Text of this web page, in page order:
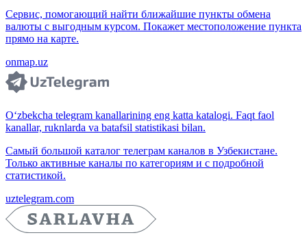
Сервис, помогающий найти ближайшие пункты обмена
валюты с выгодным курсом. Покажет местоположение пункта
прямо на карте.
onmap.uz
O‘zbekcha telegram kanallarining eng katta katalogi. Faqt faol
kanallar, ruknlarda va batafsil statistikasi bilan.
Самый большой каталог телеграм каналов в Узбекистане.
Только активные каналы по категориям и с подробной
статистикой.
uztelegram.com